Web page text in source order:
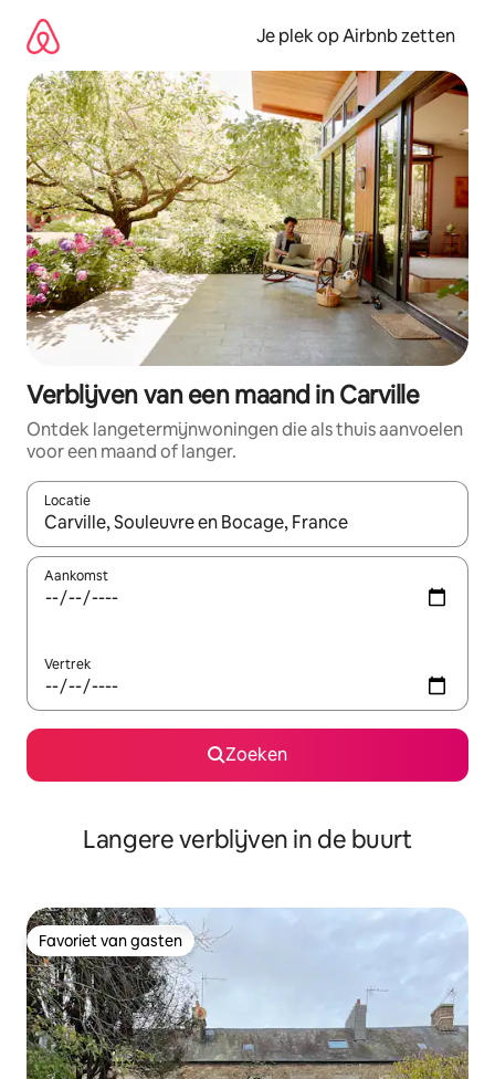
direct
naar
inhoud
Je plek op Airbnb zetten
Verblijven van een maand in Carville
Ontdek langetermijnwoningen die als thuis aanvoelen
voor een maand of langer.
Locatie
Wanneer er resultaten beschikbaar zijn, maak je een keuze
Aankomst
Vertrek
Zoeken
Langere verblijven in de buurt
Favoriet van gasten
Favoriet van gasten